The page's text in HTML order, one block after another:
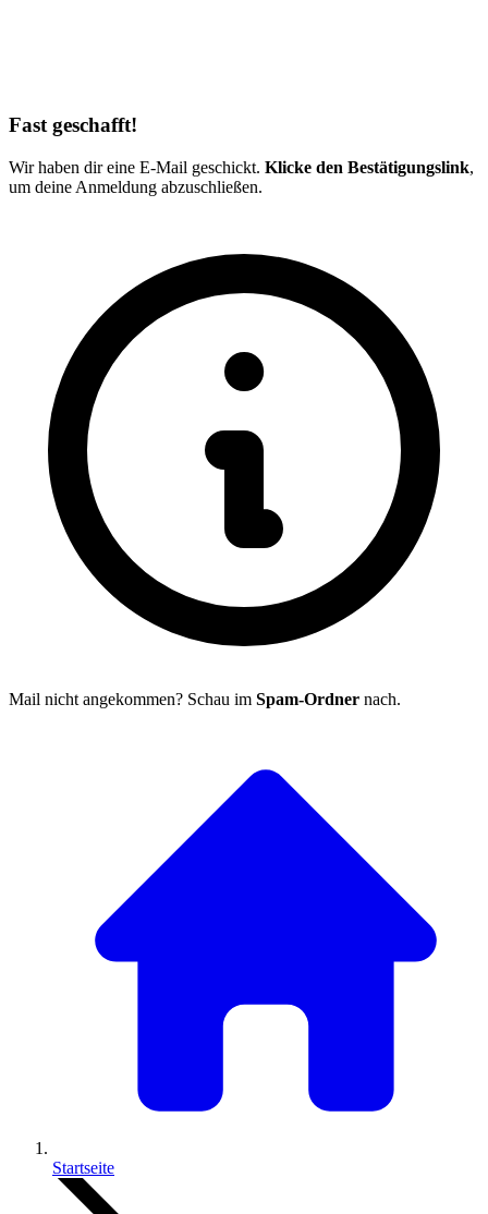
Fast geschafft!
Wir haben dir eine E-Mail geschickt. Klicke den Bestätigungslink,
um deine Anmeldung abzuschließen.
Mail nicht angekommen? Schau im Spam-Ordner nach.
Startseite